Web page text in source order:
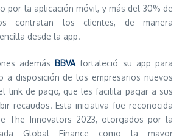
por la aplicación móvil, y más del 30% de
contratan los clientes, de manera
desde la app.
además BBVA fortaleció su app para
a disposición de los empresarios nuevos
link de pago, que les facilita pagar a sus
recaudos. Esta iniciativa fue reconocida
The Innovators 2023, otorgados por la
Global Finance como la mayor